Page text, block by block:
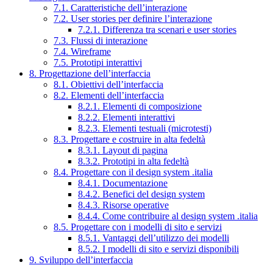
7.1. Caratteristiche dell’interazione
7.2. User stories per definire l’interazione
7.2.1. Differenza tra scenari e user stories
7.3. Flussi di interazione
7.4. Wireframe
7.5. Prototipi interattivi
8. Progettazione dell’interfaccia
8.1. Obiettivi dell’interfaccia
8.2. Elementi dell’interfaccia
8.2.1. Elementi di composizione
8.2.2. Elementi interattivi
8.2.3. Elementi testuali (microtesti)
8.3. Progettare e costruire in alta fedeltà
8.3.1. Layout di pagina
8.3.2. Prototipi in alta fedeltà
8.4. Progettare con il design system .italia
8.4.1. Documentazione
8.4.2. Benefici del design system
8.4.3. Risorse operative
8.4.4. Come contribuire al design system .italia
8.5. Progettare con i modelli di sito e servizi
8.5.1. Vantaggi dell’utilizzo dei modelli
8.5.2. I modelli di sito e servizi disponibili
9. Sviluppo dell’interfaccia